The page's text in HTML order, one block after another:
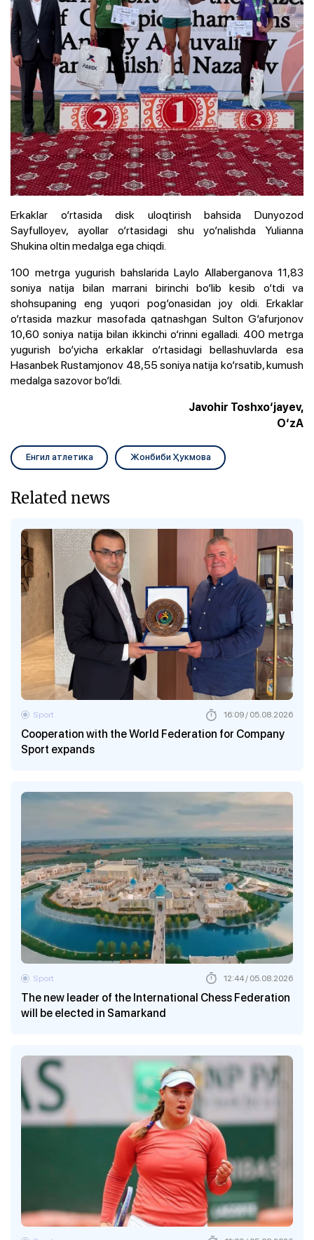
Erkaklar o‘rtasida disk uloqtirish bahsida Dunyozod
Sayfulloyev, ayollar o‘rtasidagi shu yo‘nalishda Yulianna
Shukina oltin medalga ega chiqdi.
100 metrga yugurish bahslarida Laylo Allaberganova 11,83
soniya natija bilan marrani birinchi bo‘lib kesib o‘tdi va
shohsupaning eng yuqori pog‘onasidan joy oldi. Erkaklar
o‘rtasida mazkur masofada qatnashgan Sulton G‘afurjonov
10,60 soniya natija bilan ikkinchi o‘rinni egalladi. 400 metrga
yugurish bo‘yicha erkaklar o‘rtasidagi bellashuvlarda esa
Hasanbek Rustamjonov 48,55 soniya natija ko‘rsatib, kumush
medalga sazovor bo‘ldi.
Javohir Toshxo‘jayev,
O‘zA
Енгил атлетика Жонбиби Ҳукмова
Related news
Cooperation with the World Federation for Company
Sport expands
Sport 16:09 / 05.08.2026
The new leader of the International Chess Federation
will be elected in Samarkand
Sport 12:44 / 05.08.2026